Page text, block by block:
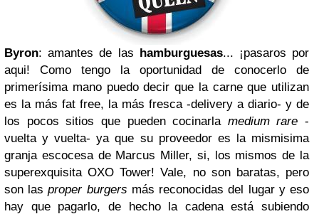
Byron: amantes de las hamburguesas... ¡pasaros por
aqui! Como tengo la oportunidad de conocerlo de
primerísima mano puedo decir que la carne que utilizan
es la más fat free, la más fresca -delivery a diario- y de
los pocos sitios que pueden cocinarla medium rare -
vuelta y vuelta- ya que su proveedor es la mismisima
granja escocesa de Marcus Miller, si, los mismos de la
superexquisita OXO Tower! Vale, no son baratas, pero
son lasproper burgers más reconocidas del lugar y eso
hay que pagarlo, de hecho la cadena está subiendo